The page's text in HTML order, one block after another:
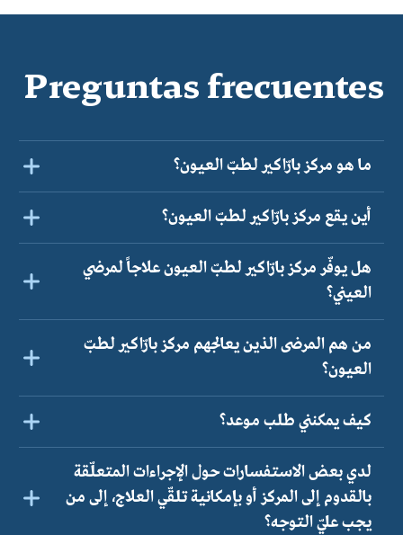
Preguntas frecuentes
ما هو مركز بارّاكير لطبّ العيون؟
أين يقع مركز بارّاكير لطبّ العيون؟
هل يوفّر مركز بارّاكير لطبّ العيون علاجاً لمرضي
العيني؟
من هم المرضى الذين يعالجهم مركز بارّاكير لطبّ
العيون؟
كيف يمكنني طلب موعد؟
لدي بعض الاستفسارات حول الإجراءات المتعلّقة
بالقدوم إلى المركز أو بإمكانية تلقّي العلاج، إلى من
يجب عليّ التوجه؟